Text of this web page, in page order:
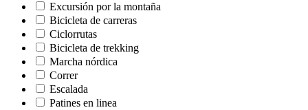
Excursión por la montaña
Bicicleta de carreras
Ciclorrutas
Bicicleta de trekking
Marcha nórdica
Correr
Escalada
Patines en linea